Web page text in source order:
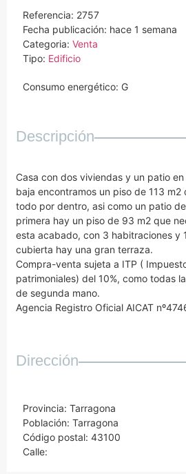
Referencia: 2757
Fecha publicación: hace 1 semana
Categoria: Venta
Tipo: Edificio
Consumo energético: G
Descripción
Casa con dos viviendas y un patio
baja encontramos un piso de 113
todo por dentro, asi como un patio
primera hay un piso de 93 m2 que
esta acabado, con 3 habitraciones y
cubierta hay una gran terraza.
Compra-venta sujeta a ITP (
patrimoniales) del 10%, como todas
de segunda mano.
Agencia Registro Oficial AICAT
Dirección
Provincia: Tarragona
Población: Tarragona
Código postal: 43100
Calle: